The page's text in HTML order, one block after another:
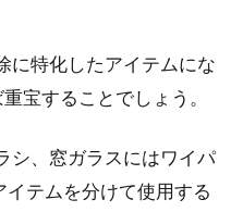
に特化したアイテムにな
宝することでしょう。
シ、窓ガラスにはワイパ
テムを分けて使用する